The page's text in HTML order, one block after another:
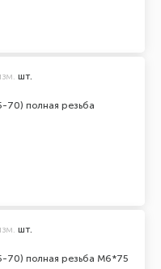
полная резьба
шт.
полная резьба М6*75
шт.